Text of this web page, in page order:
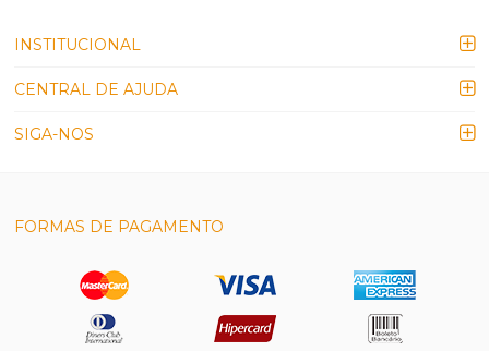
INSTITUCIONAL
CENTRAL DE AJUDA
SIGA-NOS
FORMAS DE PAGAMENTO